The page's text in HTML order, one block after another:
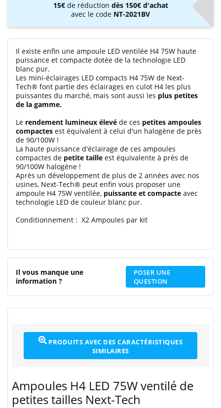
15€de réduction dès 150€ d'achat
avec le code NT-2021BV
Il existe enfin une ampoule LED ventilée H4 75W haute
puissance et compacte dotée de la technologie LED
blanc pur.
Les mini-éclairages LED compacts H4 75W de Next-
Tech® font partie des éclairages en culot H4 les plus
puissantes du marché, mais sont aussi les plus petites
de la gamme.
Le rendement lumineux élevé de ces petites ampoules
compactes est équivalent à celui d'un halogène de près
de 90/100W !
La haute puissance d'éclairage de ces ampoules
compactes de petite taille est équivalente à près de
90/100W halogène !
Après un développement de plus de 2 années avec nos
usines, Next-Tech® peut enfin vous proposer une
ampoule H4 75W ventilée, puissante et compacte avec
technologie LED de couleur blanc pur.
Conditionnement : X2 Ampoules par kit
Il vous manque une
information ?
POSER UNE
QUESTION
PRODUITS AVEC DES CARACTÉRISTIQUES
SIMILAIRES
Ampoules H4 LED 75W ventilé de
petites tailles Next-Tech